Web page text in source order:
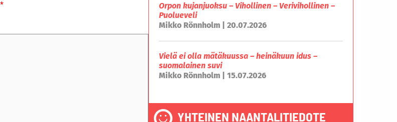
*
Orpon kujanjuoksu – Vihollinen – Verivihollinen –
Puolueveli
Mikko Rönnholm | 20.07.2026
Vielä ei olla mätäkuussa – heinäkuun idus –
suomalainen suvi
Mikko Rönnholm | 15.07.2026
YHTEINEN NAANTALITIEDOTE